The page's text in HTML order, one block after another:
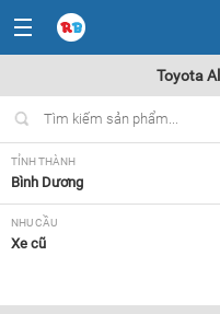
Toyota
TỈNH THÀNH
Bình Dương
NHU CẦU
Xe cũ
Altis